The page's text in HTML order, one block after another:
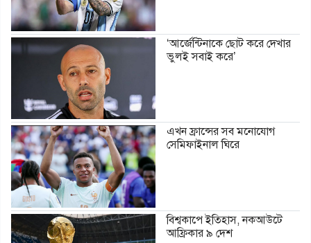
‘আর্জেন্টিনাকে ছোট করে দেখার
ভুলই সবাই করে’
এখন ফ্রান্সের সব মনোযোগ
সেমিফাইনাল ঘিরে
বিশ্বকাপে ইতিহাস, নকআউটে
আফ্রিকার ৯ দেশ